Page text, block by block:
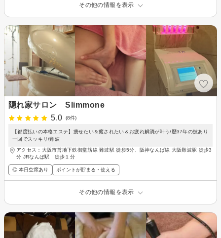
その他の情報を表示
隠れ家サロン Slimmone
5.0
(8件)
【都度払いの本格エステ】痩せたい＆癒されたい＆お疲れ解消が叶う/歴37年の技あり
一回でスッキリ/難波
アクセス：大阪市営地下鉄御堂筋線 難波駅 徒歩5分、阪神なんば線 大阪難波駅 徒歩3
分 JRなんば駅 徒歩１分
◎ 本日空席あり ポイントが貯まる・使える
その他の情報を表示